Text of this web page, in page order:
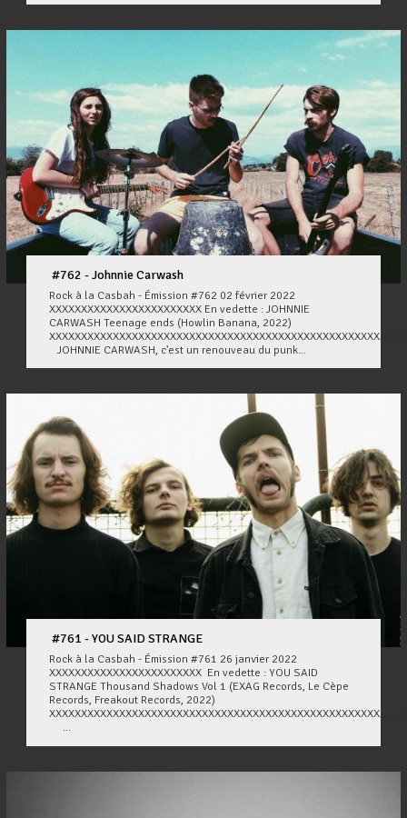
#762 - Johnnie Carwash
Rock à la Casbah - Émission #762 02 février 2022
XXXXXXXXXXXXXXXXXXXXXXXX En vedette : JOHNNIE
CARWASH Teenage ends (Howlin Banana, 2022)
JOHNNIE CARWASH, c'est un renouveau du punk...
#761 - YOU SAID STRANGE
Rock à la Casbah - Émission #761 26 janvier 2022
XXXXXXXXXXXXXXXXXXXXXXXX En vedette : YOU SAID
STRANGE Thousand Shadows Vol 1 (EXAG Records, Le Cèpe
Records, Freakout Records, 2022)
...